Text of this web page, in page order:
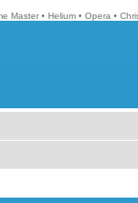
Master • Helium • Opera •